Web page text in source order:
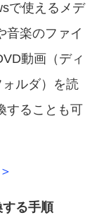
で使えるメデ
音楽のファイ
動画（ディ
ルダ）を読
することも可
る手順